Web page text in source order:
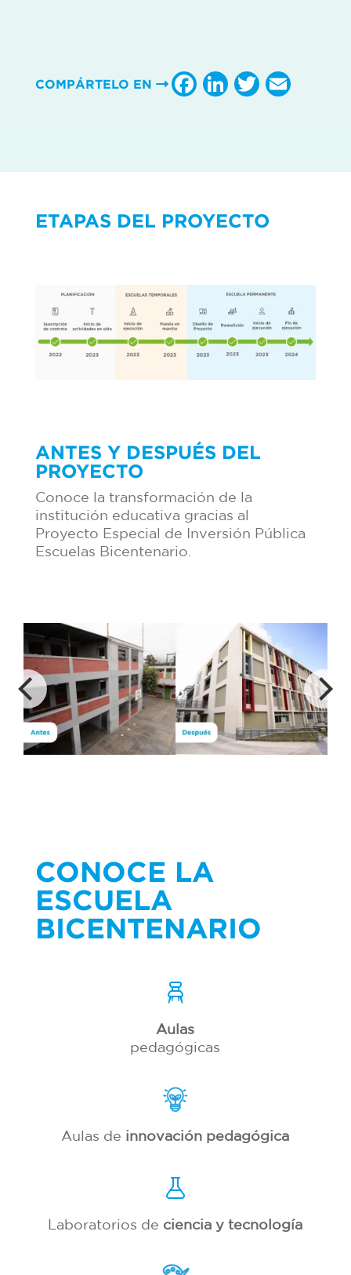
COMPÁRTELO EN Facebook
LinkedIn
Twitter
ETAPAS DEL PROYECTO
ANTES Y DESPUÉS DEL
PROYECTO
Conoce la transformación de la
institución educativa gracias al
Proyecto Especial de Inversión Pública
Escuelas Bicentenario.
CONOCE LA
ESCUELA
BICENTENARIO
Aulas
pedagógicas
Aulas de innovación pedagógica
Laboratorios de ciencia y tecnología